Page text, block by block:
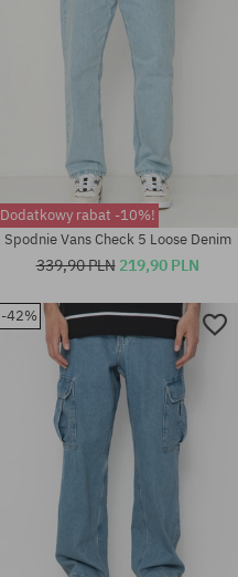
Dostępne rozmiary:
32; 33; 34
Dodatkowy rabat -10%!
Spodnie Vans Check 5 Loose Denim
339,90 PLN 219,90 PLN
-42%